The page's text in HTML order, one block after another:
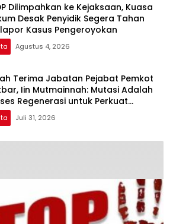
Dilimpahkan ke Kejaksaan, Kuasa
Desak Penyidik Segera Tahan
Kasus Pengeroyokan
Agustus 4, 2026
Terima Jabatan Pejabat Pemkot
Iin Mutmainnah: Mutasi Adalah
Regenerasi untuk Perkuat
Publik
Juli 31, 2026